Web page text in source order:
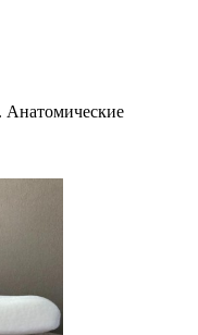
Анатомические